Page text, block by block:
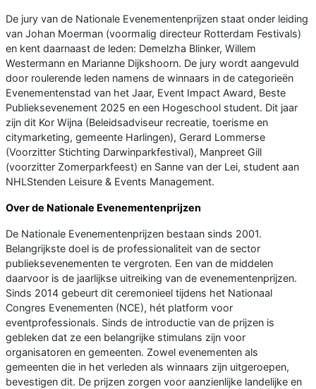
De jury van de Nationale Evenementenprijzen staat onder leiding
van Johan Moerman (voormalig directeur Rotterdam Festivals)
en kent daarnaast de leden: Demelzha Blinker, Willem
Westermann en Marianne Dijkshoorn. De jury wordt aangevuld
door roulerende leden namens de winnaars in de categorieën
Evenementenstad van het Jaar, Event Impact Award, Beste
Publieksevenement 2025 en een Hogeschool student. Dit jaar
zijn dit Kor Wijna (Beleidsadviseur recreatie, toerisme en
citymarketing, gemeente Harlingen), Gerard Lommerse
(Voorzitter Stichting Darwinparkfestival), Manpreet Gill
(voorzitter Zomerparkfeest) en Sanne van der Lei, student aan
NHLStenden Leisure & Events Management.
Over de Nationale Evenementenprijzen
De Nationale Evenementenprijzen bestaan sinds 2001.
Belangrijkste doel is de professionaliteit van de sector
publieksevenementen te vergroten. Een van de middelen
daarvoor is de jaarlijkse uitreiking van de evenementenprijzen.
Sinds 2014 gebeurt dit ceremonieel tijdens het Nationaal
Congres Evenementen (NCE), hét platform voor
eventprofessionals. Sinds de introductie van de prijzen is
gebleken dat ze een belangrijke stimulans zijn voor
organisatoren en gemeenten. Zowel evenementen als
gemeenten die in het verleden als winnaars zijn uitgeroepen,
bevestigen dit. De prijzen zorgen voor aanzienlijke landelijke en